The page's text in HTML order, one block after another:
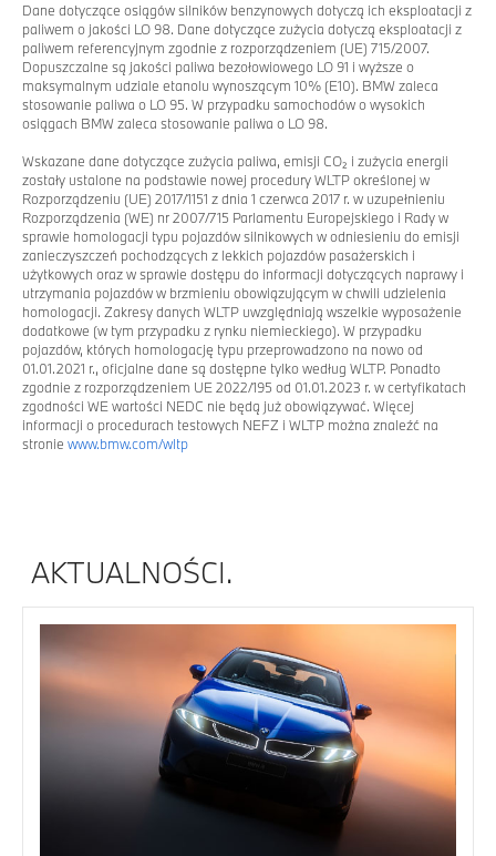
Dane dotyczące osiągów silników benzynowych dotyczą ich eksploatacji z
paliwem o jakości LO 98. Dane dotyczące zużycia dotyczą eksploatacji z
paliwem referencyjnym zgodnie z rozporządzeniem (UE) 715/2007.
Dopuszczalne są jakości paliwa bezołowiowego LO 91 i wyższe o
maksymalnym udziale etanolu wynoszącym 10% (E10). BMW zaleca
stosowanie paliwa o LO 95. W przypadku samochodów o wysokich
osiągach BMW zaleca stosowanie paliwa o LO 98.
Wskazane dane dotyczące zużycia paliwa, emisji CO₂ i zużycia energii
zostały ustalone na podstawie nowej procedury WLTP określonej w
Rozporządzeniu (UE) 2017/1151 z dnia 1 czerwca 2017 r. w uzupełnieniu
Rozporządzenia (WE) nr 2007/715 Parlamentu Europejskiego i Rady w
sprawie homologacji typu pojazdów silnikowych w odniesieniu do emisji
zanieczyszczeń pochodzących z lekkich pojazdów pasażerskich i
użytkowych oraz w sprawie dostępu do informacji dotyczących naprawy i
utrzymania pojazdów w brzmieniu obowiązującym w chwili udzielenia
homologacji. Zakresy danych WLTP uwzględniają wszelkie wyposażenie
dodatkowe (w tym przypadku z rynku niemieckiego). W przypadku
pojazdów, których homologację typu przeprowadzono na nowo od
01.01.2021 r., oficjalne dane są dostępne tylko według WLTP. Ponadto
zgodnie z rozporządzeniem UE 2022/195 od 01.01.2023 r. w certyfikatach
zgodności WE wartości NEDC nie będą już obowiązywać. Więcej
informacji o procedurach testowych NEFZ i WLTP można znaleźć na
stronie www.bmw.com/wltp
AKTUALNOŚCI.